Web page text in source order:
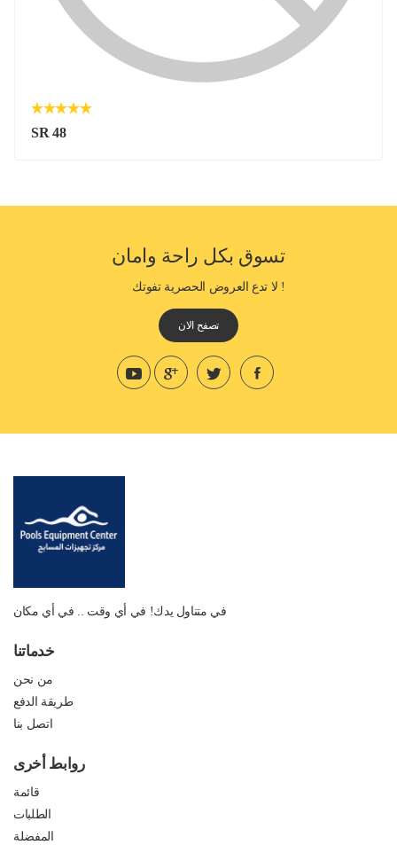
SR 48
تسوق بكل راحة وامان
! لا تدع العروض الحصرية تفوتك
تصفح الان
في متناول يدك! في أي وقت .. في أي مكان
خدماتنا
من نحن
طريقة الدفع
اتصل بنا
روابط أخرى
قائمة
الطلبات
المفضلة